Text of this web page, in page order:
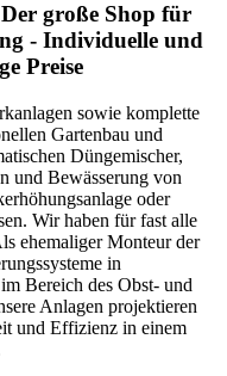
Der große Shop für
- Individuelle und
Preise
sowie komplette
Gartenbau und
Düngemischer,
und Bewässerung von
oder
Wir haben für fast alle
ehemaliger Monteur der
in
Bereich des Obst- und
Anlagen projektieren
und Effizienz in einem